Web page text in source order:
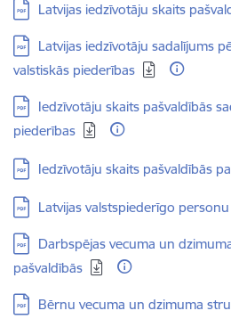
Lejupielādēt:
Latvijas iedzīvotāju skaits
Lejupielādēt:
Latvijas iedzīvotāju sadalījums
valstiskās piederības
Lejupielādēt:
Iedzīvotāju skaits pašvaldībās
piederības
Lejupielādēt:
Iedzīvotāju skaits pašvaldībās
Lejupielādēt:
Latvijas valstspiederīgo
Lejupielādēt:
Darbspējas vecuma un
pašvaldībās
Lejupielādēt:
Bērnu vecuma un dzimuma